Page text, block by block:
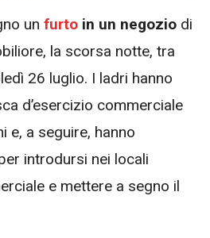
un furto in un negozio di
la scorsa notte, tra
26 luglio. I ladri hanno
d’esercizio commerciale
e, a seguire, hanno
introdursi nei locali
e mettere a segno il